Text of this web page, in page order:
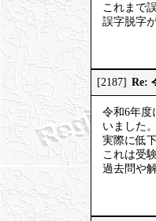
これまで
誤字脱字
[2187] Re:
令和6年度
いました。
実際に低
これは受
過去問や